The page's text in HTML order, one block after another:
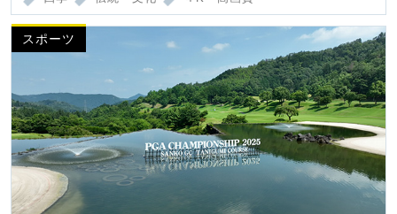
スポーツ